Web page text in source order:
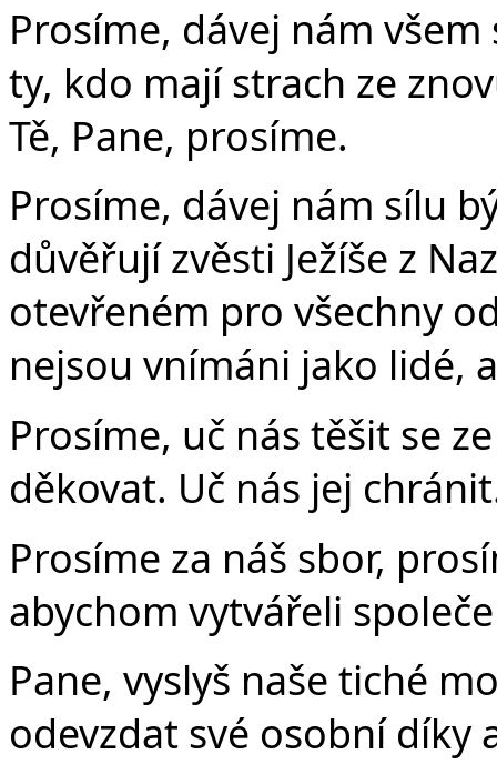
Prosíme, dávej nám
ty, kdo mají strach ze
Tě, Pane, prosíme.
Prosíme, dávej nám sílu
důvěřují zvěsti Ježíše z
otevřeném pro všechny
nejsou vnímáni jako lidé,
Prosíme, uč nás těšit se
děkovat. Uč nás jej
Prosíme za náš sbor,
abychom vytvářeli
Pane, vyslyš naše tiché
odevzdat své osobní díky